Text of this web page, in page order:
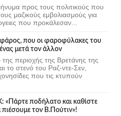
προς τους πολιτικούς που
μαζικούς εμβολιασμούς για
που προκάλεσαν...
που οι φαροφύλακες του
μετά τον άλλον
της περιοχής της Βρετάνης της
το στενό του Ραζ-ντε-Σεν,
που τις κτυπούν
«Πάρτε ποδήλατο και καθίστε
πιέσουμε τον Β.Πούτιν»!